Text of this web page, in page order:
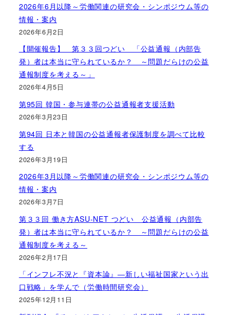
2026年6月以降～労働関連の研究会・シンポジウム等の
情報・案内
2026年6月2日
【開催報告】 第３３回つどい 「公益通報（内部告
発）者は本当に守られているか？ ～問題だらけの公益
通報制度を考える～」
2026年4月5日
第95回 韓国・参与連帯の公益通報者支援活動
2026年3月23日
第94回 日本と韓国の公益通報者保護制度を調べて比較
する
2026年3月19日
2026年3月以降～労働関連の研究会・シンポジウム等の
情報・案内
2026年3月7日
第３３回 働き方ASU-NET つどい 公益通報（内部告
発）者は本当に守られているか？ ～問題だらけの公益
通報制度を考える～
2026年2月17日
「インフレ不況と『資本論』―新しい福祉国家という出
口戦略」を学んで（労働時間研究会）
2025年12月11日